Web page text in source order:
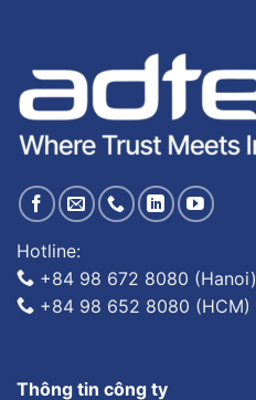
Hotline:
+84 98 672 8080 (Hanoi)
+84 98 652 8080 (HCM)
Thông tin công ty